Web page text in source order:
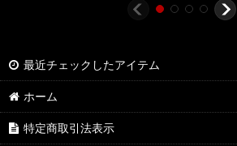
最近チェックしたアイテム
ホーム
特定商取引法表示